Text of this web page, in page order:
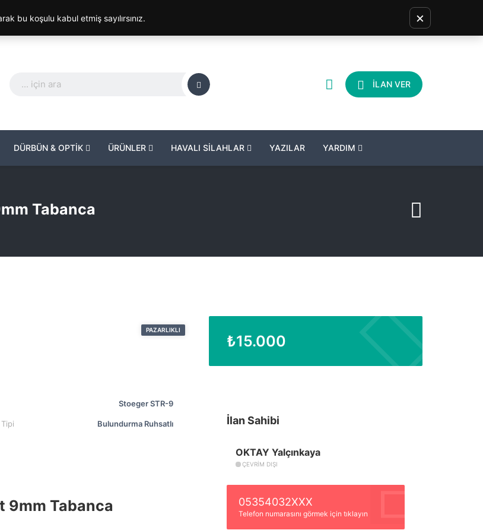
İLAN VER
DÜRBÜN & OPTİK ÜRÜNLER HAVALI SİLAHLAR YAZILAR YARDIM
Tabanca
PAZARLIKLI
Stoeger STR-9
Bulundurma Ruhsatlı
9mm Tabanca
₺15.000
İlan Sahibi
OKTAY Yalçınkaya
ÇEVRIM DIŞI
05354032XXX
Telefon numarasını görmek için tıklayın
bu koşulu kabul etmiş sayılırsınız. ×